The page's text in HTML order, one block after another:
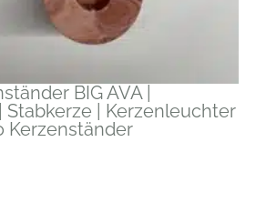
BIG AVA |
Stabkerze | Kerzenleuchter
Kerzenständer